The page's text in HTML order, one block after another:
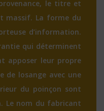
le titre et
massif. La forme du
d’information.
qui déterminent
apposer leur propre
de losange avec une
du poinçon sont
Le nom du fabricant